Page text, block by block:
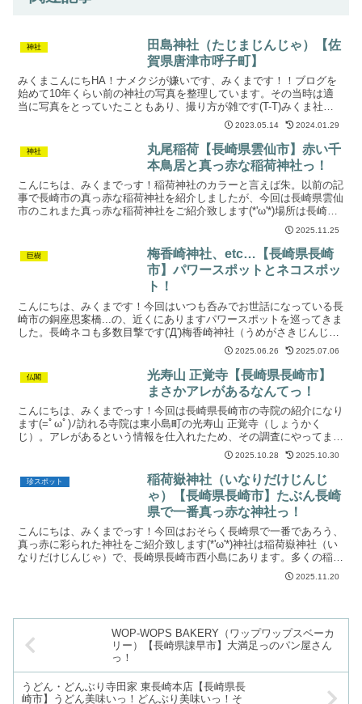
神社
田島神社（たじまじんじゃ）【佐
賀県唐津市呼子町】
みくまこんにちHA！ナメクジが嫌いです、みくまです！！ブログを
始めて10年くらい前の神社の写真を整理しています。その当時は適
当に写真をとっていたこともあり、撮り方が雑です(T-T)みくま社員1
号今回はどこですか？みくま佐賀県唐津市呼子の田島...
2023.05.14 2024.01.29
神社
丸尾稲荷【長崎県雲仙市】赤い千
本鳥居と真っ赤な稲荷神社っ！
こんにちは、みくまでっす！稲荷神社のカラーと言えば朱。以前の記
事で長崎市の真っ赤な稲荷神社を紹介しましたが、今回は長崎県雲仙
市のこれまた真っ赤な稲荷神社をご紹介致します(*'ω'*)場所は長崎県
2025.11.25
巨樹
梅香崎神社、etc…【長崎県長崎
市】パワースポットとネコスポッ
ト！
こんにちは、みくまです！今回はいつも呑みでお世話になっている長
崎市の銅座思案橋...の、近くにありますパワースポットを巡ってきま
した。長崎ネコも多数目撃です('Д')梅香崎神社（うめがさきじんじ
ゃ）まず訪れたのは、梅香崎神社（うめがさきじん...
2025.06.26 2025.07.06
仏閣
光寿山 正覚寺【長崎県長崎市】
まさかアレがあるなんてっ！
こんにちは、みくまでっす！今回は長崎県長崎市の寺院の紹介になり
ます(=ﾟωﾟ)ﾉ訪れる寺院は東小島町の光寿山 正覚寺（しょうかく
じ）。アレがあるという情報を仕入れたため、その調査にやってまい
りました(>_<)↑場所はココ。住所：長崎県長崎市...2025.10.28 2025.10.30
珍スポット
稲荷嶽神社（いなりだけじんじ
ゃ）【長崎県長崎市】たぶん長崎
県で一番真っ赤な神社っ！
こんにちは、みくまでっす！今回はおそらく長崎県で一番であろう、
真っ赤に彩られた神社をご紹介致します(*'ω'*)神社は稲荷嶽神社（い
なりだけじんじゃ）で、長崎県長崎市西小島にあります。多くの稲荷
2025.11.20
WOP-WOPS BAKERY（ワップワップスベーカ
リー）【長崎県諌早市】大満足っのパン屋さん
っ！
うどん・どんぶり寺田家 東長崎本店【長崎県長
崎市】うどん美味いっ！どんぶり美味いっ！そ